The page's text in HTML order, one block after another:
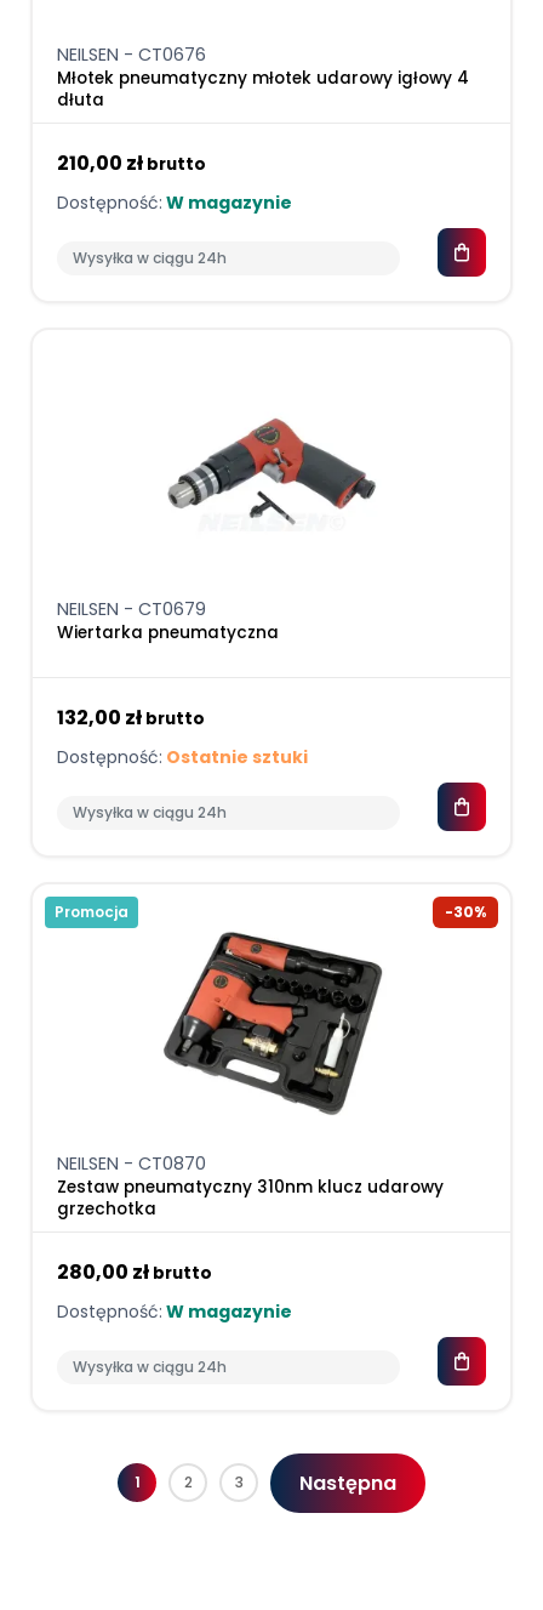
NEILSEN - CT0676
Młotek pneumatyczny młotek udarowy igłowy 4
dłuta
210,00 zł brutto
Dostępność: W magazynie
Wysyłka w ciągu 24h
NEILSEN - CT0679
Wiertarka pneumatyczna
132,00 zł brutto
Dostępność: Ostatnie sztuki
Wysyłka w ciągu 24h
Promocja -30%
NEILSEN - CT0870
Zestaw pneumatyczny 310nm klucz udarowy
grzechotka
280,00 zł brutto
Dostępność: W magazynie
Wysyłka w ciągu 24h
1 2 3 Następna